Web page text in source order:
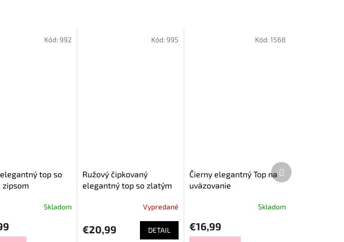
top so
Skladom
Kód:992
Ružový čipkovaný
elegantný top so zlatým
Vypredané
€20,99 DETAIL
Kód:995
Čierny elegantný Top na
uväzovanie
Skladom
€16,99
Kód:1568
Ďalší
produkt